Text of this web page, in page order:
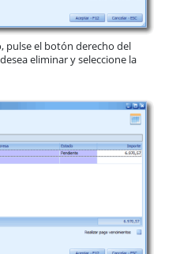
pulse el botón derecho del
eliminar y seleccione la